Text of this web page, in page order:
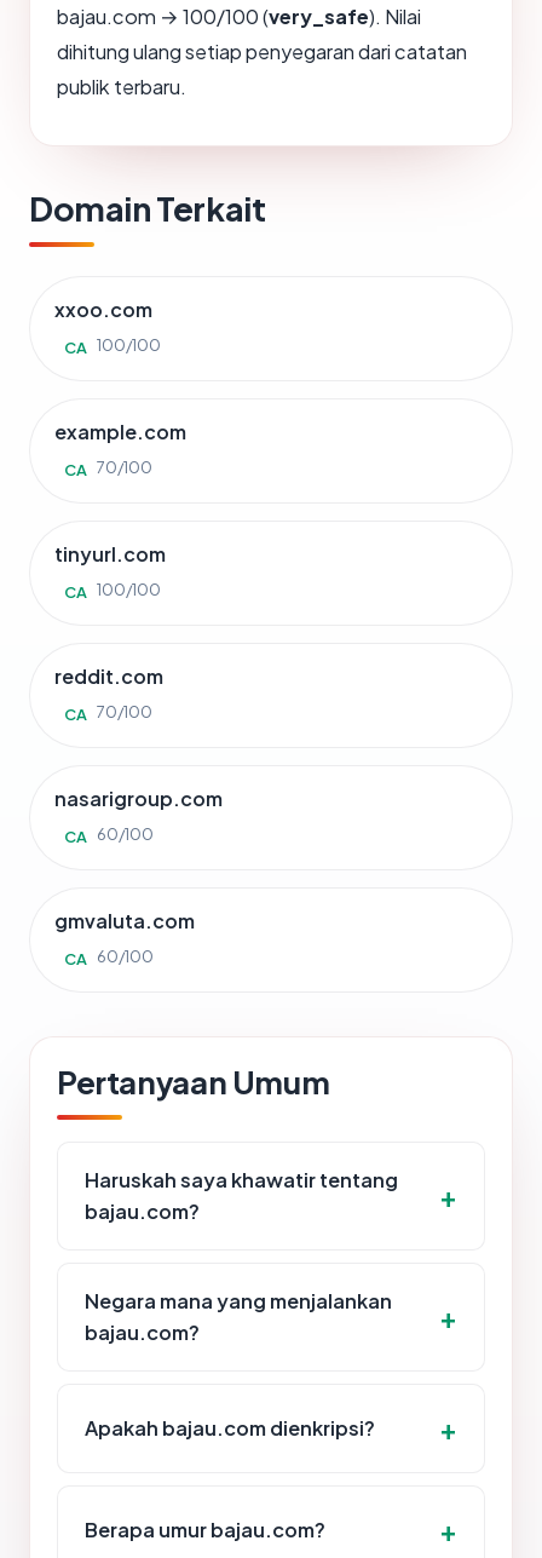
bajau.com → 100/100 (very_safe). Nilai
dihitung ulang setiap penyegaran dari catatan
publik terbaru.
Domain Terkait
xxoo.com
CA 100/100
example.com
CA 70/100
tinyurl.com
CA 100/100
reddit.com
CA 70/100
nasarigroup.com
CA 60/100
gmvaluta.com
CA 60/100
Pertanyaan Umum
Haruskah saya khawatir tentang
bajau.com?
Negara mana yang menjalankan
bajau.com?
Apakah bajau.com dienkripsi?
Berapa umur bajau.com?